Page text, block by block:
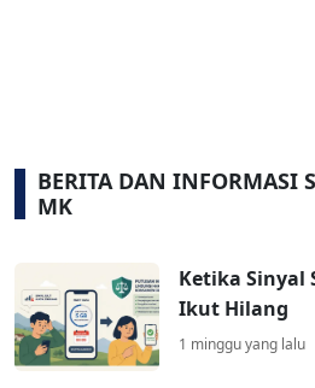
BERITA DAN INFORMASI
MK
Ketika Sinyal
Ikut Hilang
1 minggu yang lalu